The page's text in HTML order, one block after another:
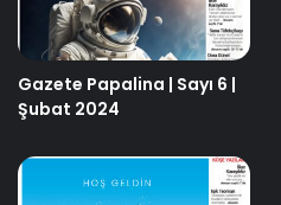
Gazete Papalina | Sayı 6 |
Şubat 2024